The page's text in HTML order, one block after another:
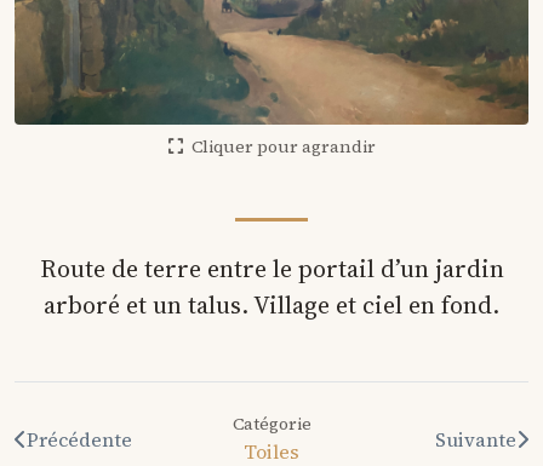
Cliquer pour agrandir
Route de terre entre le portail d’un jardin
arboré et un talus. Village et ciel en fond.
Précédente
Catégorie
Toiles Suivante